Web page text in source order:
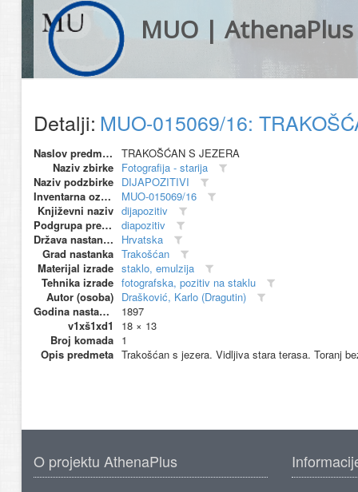
MUO | AthenaPlus
Detalji: MUO-015069/16:
Naslov predmeta
TRAKOŠĆAN S JEZERA
Naziv zbirke Fotografija - starija
Naziv podzbirke DIJAPOZITIVI
Inventarna oznaka
MUO-015069/16
Književni naziv dijapozitiv
Podgrupa predmeta
diapozitiv
Država nastanka
Hrvatska
Grad nastanka Trakošćan
Materijal izrade staklo, emulzija
Tehnika izrade fotografska, pozitiv na staklu
Autor (osoba) Drašković, Karlo (Dragutin)
Godina nastanka
1897
v1xš1xd1
18 × 13
Broj komada 1
Opis predmeta Trakošćan s jezera. Vidljiva stara terasa. Toranj
O projektu AthenaPlus